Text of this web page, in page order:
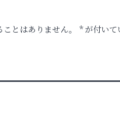
とはありません。 *が付いて